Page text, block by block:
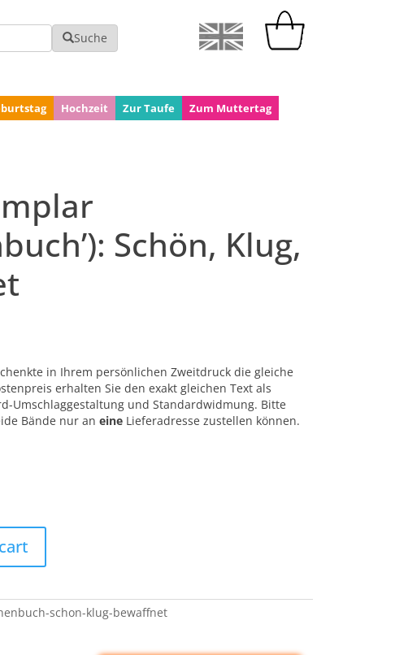
Suche
Hochzeit Zur Taufe
Zum Muttertag
Schön, Klug,
in Ihrem persönlichen Zweitdruck die gleiche
erhalten Sie den exakt gleichen Text als
Umschlaggestaltung und Standardwidmung. Bitte
Bände nur an eineLieferadresse zustellen können.
schon-klug-bewaffnet